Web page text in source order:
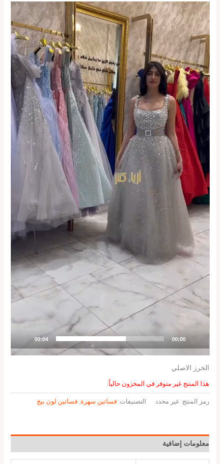
مشغل
الفيديو
00:00
00:04
الخرز الاصلي
هذا المنتج غير متوفر في المخزون حالياً.
رمز المنتج: غير محدد التصنيفات: فساتين سهرة, فساتين لون بيج
معلومات إضافية